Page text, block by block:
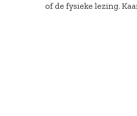
of de fysieke lezing.